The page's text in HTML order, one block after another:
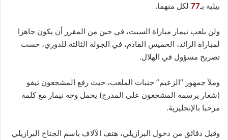
بيليه بـ77 لكل منهما.
ولن يلعب نيمار مباراة السبت، في حين من المقرر أن يكون جاهزا
لمباراة الرائد، الخميس القادم، في الجولة الثالثة للدوري، حسب
تصريح مسؤول في الهلال.
وملأ جمهور “الزعيم” جنبات الملعب، حيث رفع المشجعون تيفو
(شعار يرسمه المشجعون على المدرج) يحمل وجه نيمار مع كلمة
مرحبا بالإنجليزية.
وقبل دقائق من دخول البرازيلي، هتف الآلاف باسم الجناح البرازيلي